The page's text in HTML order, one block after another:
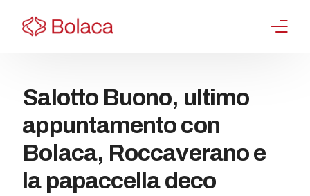
Salotto Buono, ultimo
appuntamento con
Bolaca, Roccaverano e
la papaccella deco
Valutazione Sensoriale